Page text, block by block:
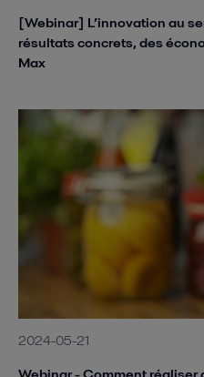
[Webinar] L’innovation au
résultats concrets, des
Max
2024-05-21